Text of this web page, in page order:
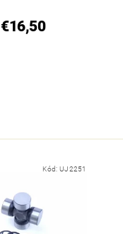
€16,50
Kód: UJ2251